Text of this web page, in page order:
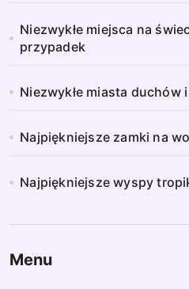
Niezwykłe miejsca na
przypadek
Niezwykłe miasta duchów
Najpiękniejsze zamki na
Najpiękniejsze wyspy
Menu